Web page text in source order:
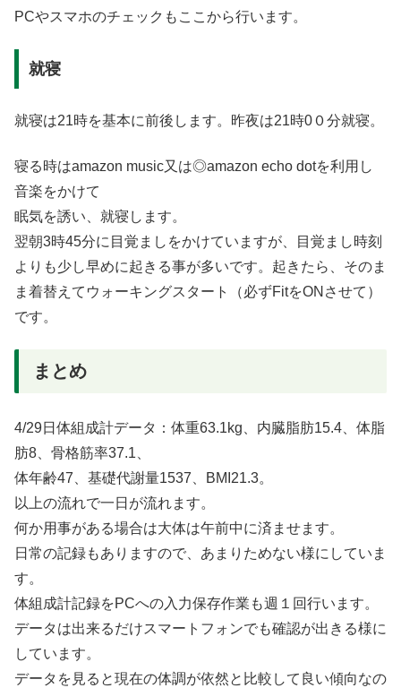
PCやスマホのチェックもここから行います。
就寝
就寝は21時を基本に前後します。昨夜は21時0０分就寝。
寝る時はamazon music又は◎amazon echo dotを利用し
音楽をかけて
眠気を誘い、就寝します。
翌朝3時45分に目覚ましをかけていますが、目覚まし時刻
よりも少し早めに起きる事が多いです。起きたら、そのま
ま着替えてウォーキングスタート（必ずFitをONさせて）
です。
まとめ
4/29日体組成計データ：体重63.1kg、内臓脂肪15.4、体脂
肪8、骨格筋率37.1、
体年齢47、基礎代謝量1537、BMI21.3。
以上の流れで一日が流れます。
何か用事がある場合は大体は午前中に済ませます。
日常の記録もありますので、あまりためない様にしていま
す。
体組成計記録をPCへの入力保存作業も週１回行います。
データは出来るだけスマートフォンでも確認が出きる様に
しています。
データを見ると現在の体調が依然と比較して良い傾向なの